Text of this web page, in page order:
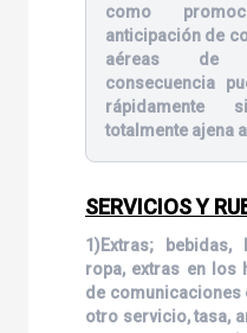
como
anticipación de
aéreas de
consecuencia
rápidamente
totalmente ajena
SERVICIOS Y
1)Extras;
ropa, extras en los
de comunicaciones
otro servicio, tasa,